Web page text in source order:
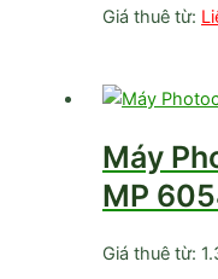
Giá thuê từ:
Máy
MP
Giá thuê từ: